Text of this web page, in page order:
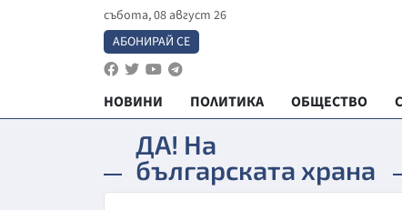
събота, 08 август 26
АБОНИРАЙ СЕ
НОВИНИ ПОЛИТИКА ОБЩЕСТВО
ДА! На
българската храна